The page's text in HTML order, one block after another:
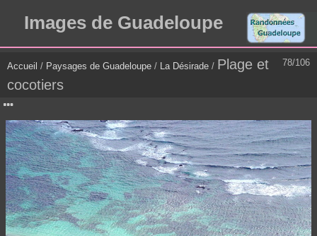
Images de Guadeloupe
78/106
Accueil / Paysages de Guadeloupe / La Désirade / Plage et
cocotiers